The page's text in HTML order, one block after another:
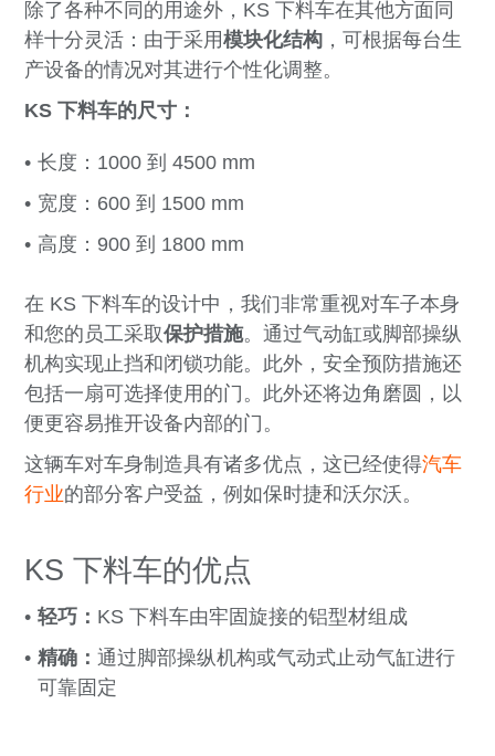
除了各种不同的用途外，KS 下料车在其他方面同
样十分灵活：由于采用模块化结构 ，可根据每台生
产设备的情况对其进行个性化调整。
KS 下料车的尺寸：
长度：1000 到 4500 mm
宽度：600 到 1500 mm
高度：900 到 1800 mm
在 KS 下料车的设计中，我们非常重视对车子本身
和您的员工采取保护措施。通过气动缸或脚部操纵
机构实现止挡和闭锁功能。此外，安全预防措施还
包括一扇可选择使用的门。此外还将边角磨圆，以
便更容易推开设备内部的门。
这辆车对车身制造具有诸多优点，这已经使得汽车
行业的部分客户受益，例如保时捷和沃尔沃。
KS 下料车的优点
轻巧： KS 下料车由牢固旋接的铝型材组成
精确：通过脚部操纵机构或气动式止动气缸进行
可靠固定